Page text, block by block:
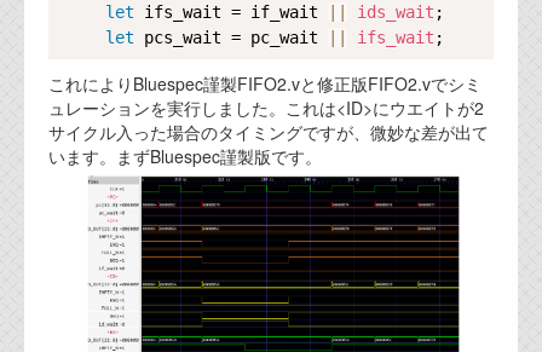
let ifs_wait = if_wait ids_wait ;
let pcs_wait = pc_wait ifs_wait
これによりBluespec謹製FIFO2.vと修正版FIFO2.vでシミ
ュレーションを実行しました。これは<ID>にウエイトが2
サイクル入った場合のタイミングですが、微妙な差が出て
います。まずBluespec謹製版です。